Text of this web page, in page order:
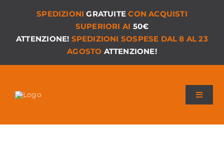
SPEDIZIONIGRATUITE CON ACQUISTI
SUPERIORI AI 50€
ATTENZIONE! SPEDIZIONI SOSPESE DAL 8 AL 23
AGOSTO ATTENZIONE!
Toggle